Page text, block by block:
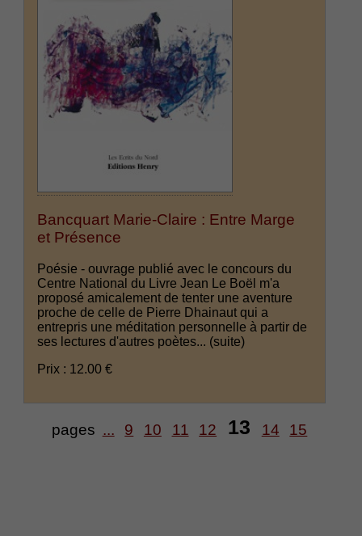
Bancquart Marie-Claire : Entre Marge
et Présence
Poésie - ouvrage publié avec le concours du
Centre National du Livre Jean Le Boël m'a
proposé amicalement de tenter une aventure
proche de celle de Pierre Dhainaut qui a
entrepris une méditation personnelle à partir de
ses lectures d'autres poètes... (suite)
Prix : 12.00 €
pages ... 9 10 11 12 13 14 15